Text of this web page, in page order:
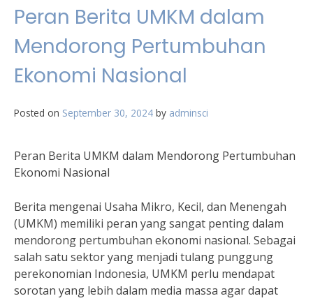
Peran Berita UMKM dalam
Mendorong Pertumbuhan
Ekonomi Nasional
Posted on September 30, 2024 by adminsci
Peran Berita UMKM dalam Mendorong Pertumbuhan
Ekonomi Nasional
Berita mengenai Usaha Mikro, Kecil, dan Menengah
(UMKM) memiliki peran yang sangat penting dalam
mendorong pertumbuhan ekonomi nasional. Sebagai
salah satu sektor yang menjadi tulang punggung
perekonomian Indonesia, UMKM perlu mendapat
sorotan yang lebih dalam media massa agar dapat